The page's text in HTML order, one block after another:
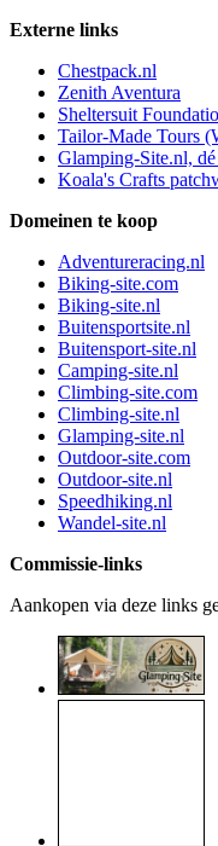
Externe links
Chestpack.nl
Zenith Aventura
Sheltersuit
Tailor-Made Tours
Glamping-Site.nl,
Koala's Crafts
Domeinen te koop
Adventureracing.nl
Biking-site.com
Biking-site.nl
Buitensportsite.nl
Buitensport-site.nl
Camping-site.nl
Climbing-site.com
Climbing-site.nl
Glamping-site.nl
Outdoor-site.com
Outdoor-site.nl
Speedhiking.nl
Wandel-site.nl
Commissie-links
Aankopen via deze links